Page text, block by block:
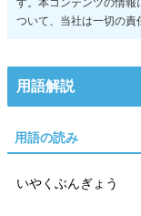
用語解説
用語の読み
いやくぶんぎょう